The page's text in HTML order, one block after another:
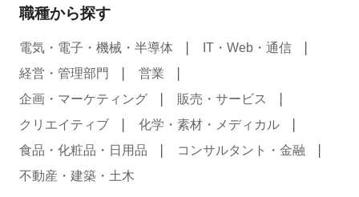
職種から探す
電気・電子・機械・半導体
IT・Web・通信
経営・管理部門
営業
企画・マーケティング
販売・サービス
クリエイティブ
化学・素材・メディカル
食品・化粧品・日用品
コンサルタント・金融
不動産・建築・土木